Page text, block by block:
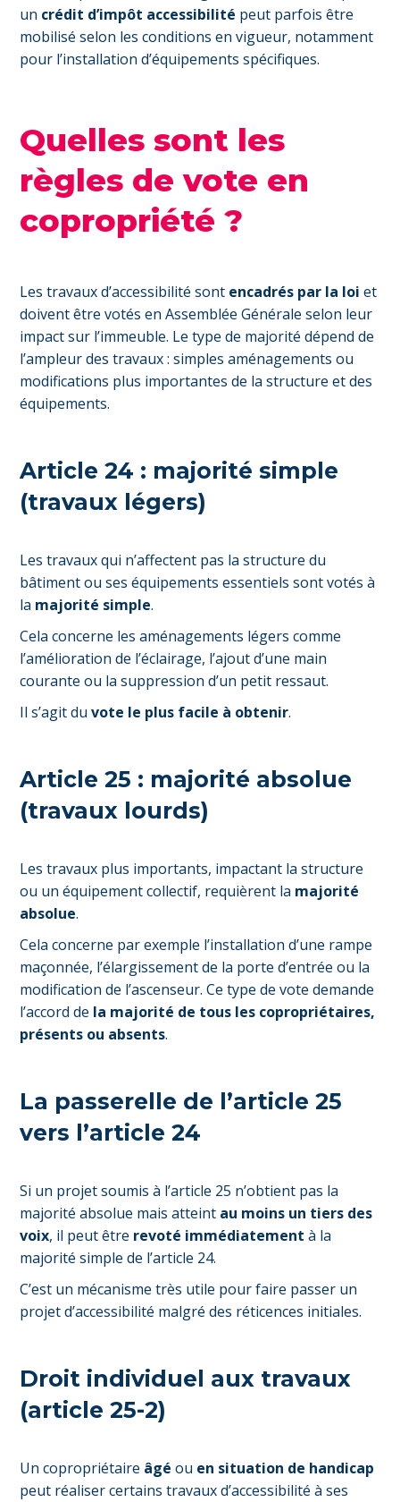
un crédit d’impôt accessibilité peut parfois être
mobilisé selon les conditions en vigueur, notamment
pour l’installation d’équipements spécifiques.
Quelles sont les
règles de vote en
copropriété ?
Les travaux d’accessibilité sont encadrés par la loi et
doivent être votés en Assemblée Générale selon leur
impact sur l’immeuble. Le type de majorité dépend de
l’ampleur des travaux : simples aménagements ou
modifications plus importantes de la structure et des
équipements.
Article 24 : majorité simple
(travaux légers)
Les travaux qui n’affectent pas la structure du
bâtiment ou ses équipements essentiels sont votés à
la majorité simple.
Cela concerne les aménagements légers comme
l’amélioration de l’éclairage, l’ajout d’une main
courante ou la suppression d’un petit ressaut.
Il s’agit duvote le plus facile à obtenir.
Article 25 : majorité absolue
(travaux lourds)
Les travaux plus importants, impactant la structure
ou un équipement collectif, requièrent la majorité
absolue.
Cela concerne par exemple l’installation d’une rampe
maçonnée, l’élargissement de la porte d’entrée ou la
modification de l’ascenseur. Ce type de vote demande
l’accord de la majorité de tous les copropriétaires,
présents ou absents.
La passerelle de l’article 25
vers l’article 24
Si un projet soumis à l’article 25 n’obtient pas la
majorité absolue mais atteint au moins un tiers des
voix, il peut être revoté immédiatement à la
majorité simple de l’article 24.
C’est un mécanisme très utile pour faire passer un
projet d’accessibilité malgré des réticences initiales.
Droit individuel aux travaux
(article 25-2)
Un copropriétaire âgé ou en situation de handicap
peut réaliser certains travaux d’accessibilité à ses